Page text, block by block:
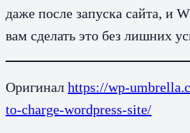
даже после запуска сайта, и
вам сделать это без лишних
Оригинал https://wp-
to-charge-wordpress-site/